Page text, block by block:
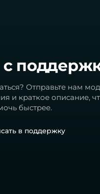
с
Отправьте нам
и краткое описание,
быстрее.
в поддержку